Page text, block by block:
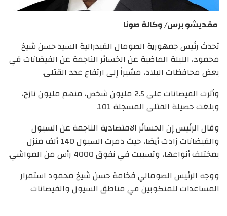
مقديشو برس/ وكالة صونا
تحدث رئيس جمهورية الصومال الفيدرالية السيد حسن شيخ
محمود، الليلة الماضية عن الخسائر الناجمة عن الفيضانات في
بعض محافظات البلاد، مشيراً إلى ارتفاع عدد القتلى.
وأثرت الفيضانات على 2.5 مليون شخص، منهم مليون نازح،
وبلغت حصيلة القتلى المسجلة 101.
وقال الرئيس إن الخسائر الاقتصادية الناجمة عن السيول
والفيضانات زادت أيضا، حيث دمرت السيول 140 ألف منزل
بمختلف أنواعها، وتسببت في نفوق 4000 رأس من المواشي.
ووجه الرئيس الصومالي فخامة حسن شيخ محمود استمرار
المساعدات للمنكوبين في مناطق السيول والفيضانات